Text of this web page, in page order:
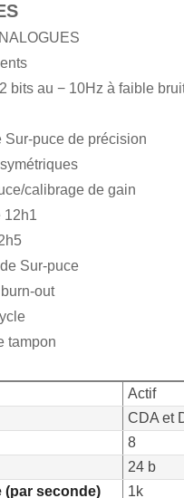
bits au − 10Hz à faible
Sur-puce de précision
calibrage de gain
12h1
Sur-puce
out
tampon
Actif
CDA et
8
24 b
(par seconde)
1k